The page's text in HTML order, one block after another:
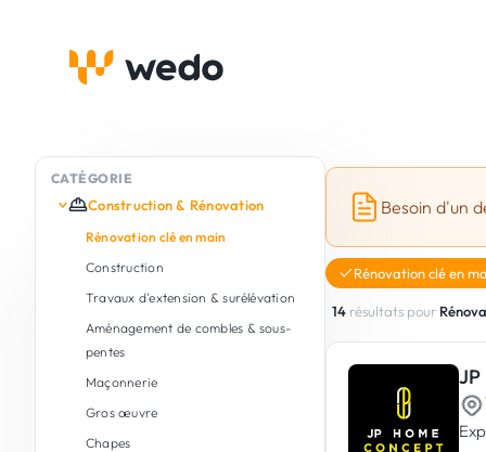
CATÉGORIE
Construction & Rénovation
Rénovation clé en main
Construction
Travaux d'extension & surélévation
Aménagement de combles & sous-
pentes
Maçonnerie
Gros œuvre
Chapes
Besoin d'un
Rénovation clé en
14 résultats pour
JP